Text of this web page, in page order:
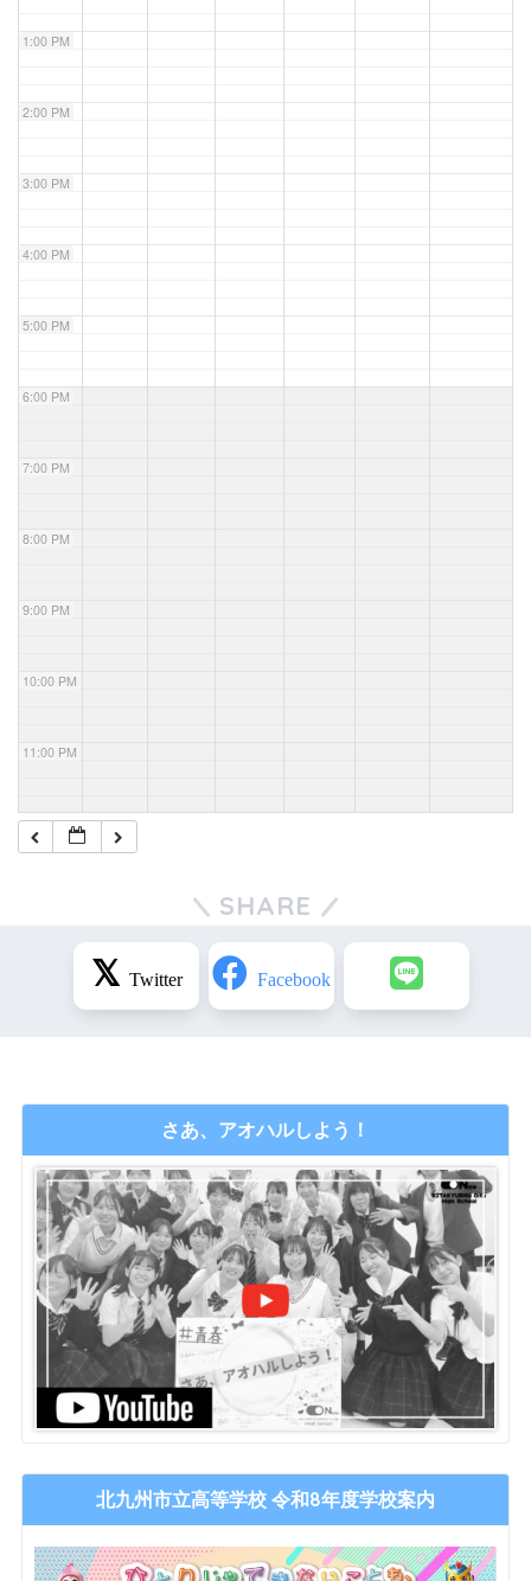
1:00 PM
2:00 PM
3:00 PM
4:00 PM
5:00 PM
6:00 PM
7:00 PM
8:00 PM
9:00 PM
10:00 PM
11:00 PM
SHARE
さあ、アオハルしよう！
北九州市立高等学校 令和8年度学校案内